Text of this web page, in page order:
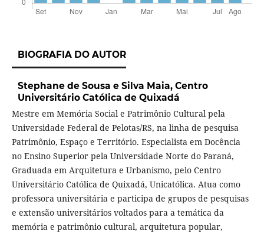
BIOGRAFIA DO AUTOR
Stephane de Sousa e Silva Maia, Centro
Universitário Católica de Quixadá
Mestre em Memória Social e Patrimônio Cultural pela
Universidade Federal de Pelotas/RS, na linha de pesquisa
Patrimônio, Espaço e Território. Especialista em Docência
no Ensino Superior pela Universidade Norte do Paraná,
Graduada em Arquitetura e Urbanismo, pelo Centro
Universitário Católica de Quixadá, Unicatólica. Atua como
professora universitária e participa de grupos de pesquisas
e extensão universitários voltados para a temática da
memória e patrimônio cultural, arquitetura popular,